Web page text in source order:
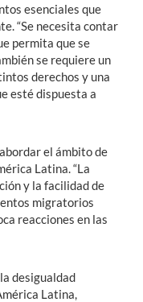
esenciales que
“Se necesita contar
permita que se
se requiere un
derechos y una
esté dispuesta a
el ámbito de
Latina. “La
y la facilidad de
migratorios
reacciones en las
desigualdad
Latina,